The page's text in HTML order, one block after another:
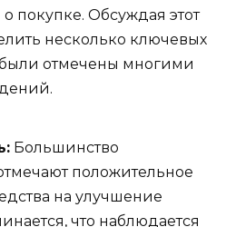
покупке. Обсуждая этот
несколько ключевых
отмечены многими
Большинство
положительное
на улучшение
что наблюдается